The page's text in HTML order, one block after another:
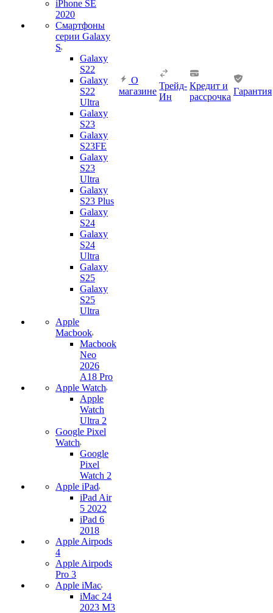
iPhone SE
2020
Смартфоны
серии Galaxy
S
Galaxy
S22
Galaxy
S22
Ultra
Galaxy
S23
Galaxy
S23FE
Galaxy
S23
Ultra
Galaxy
S23 Plus
Galaxy
S24
Galaxy
S24
Ultra
Galaxy
S25
Galaxy
S25
Ultra
Apple
Macbook
Macbook
Neo
2026
A18 Pro
Apple Watch
Apple
Watch
Ultra 2
Google Pixel
Watch
Google
Pixel
Watch 2
Apple iPad
iPad Air
5 2022
iPad 6
2018
Apple Airpods
4
Apple Airpods
Pro 3
Apple iMac
iMac 24
2023 M3
О
магазине
Трейд-
Ин
Кредит и
рассрочка
Гарантия